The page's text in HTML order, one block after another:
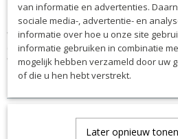
De cap kan eenvoudig versteld
wieltje aan de achterkant, ideaal als
onder je cap wil doen en daardoor
Wordt geleverd inclusief een extra
Kleur: Zwart met Glossy piping
van informatie en advertenties.
sociale media-, advertentie- en
informatie over hoe u onze site
informatie gebruiken in combinatie
mogelijk hebben verzameld door uw
of die u hen hebt verstrekt.
Later opnieuw tonen